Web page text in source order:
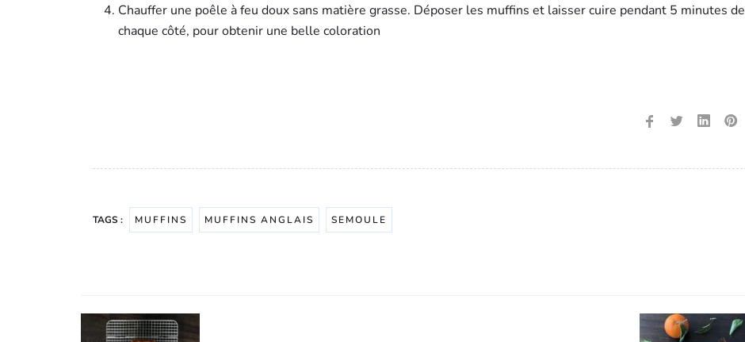
Chauffer une poêle à feu doux sans matière grasse. Déposer les muffins et laisser cuire pendant 5 minutes de
chaque côté, pour obtenir une belle coloration
TAGS : MUFFINS MUFFINS ANGLAIS SEMOULE
Navigation